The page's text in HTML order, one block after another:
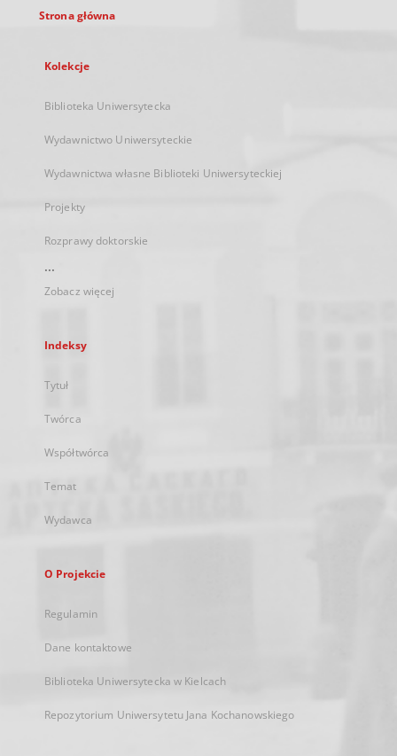
Strona główna
Kolekcje
Biblioteka Uniwersytecka
Wydawnictwo Uniwersyteckie
Wydawnictwa własne Biblioteki Uniwersyteckiej
Projekty
Rozprawy doktorskie
...
Zobacz więcej
Indeksy
Tytuł
Twórca
Współtwórca
Temat
Wydawca
O Projekcie
Regulamin
Dane kontaktowe
Biblioteka Uniwersytecka w Kielcach
Repozytorium Uniwersytetu Jana Kochanowskiego